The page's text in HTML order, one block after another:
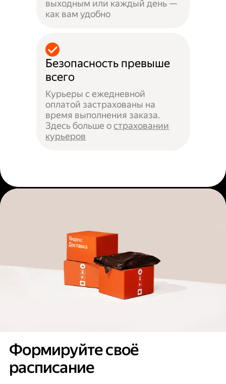
выходным или каждый день —
как вам удобно
Безопасность превыше
всего
Курьеры с ежедневной
оплатой застрахованы на
время выполнения заказа.
Здесь больше остраховании
курьеров
Формируйте своё
расписание